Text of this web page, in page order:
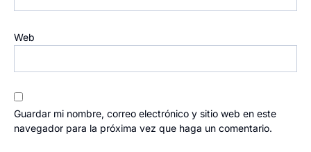
Web
Guardar mi nombre, correo electrónico y sitio web en este
navegador para la próxima vez que haga un comentario.